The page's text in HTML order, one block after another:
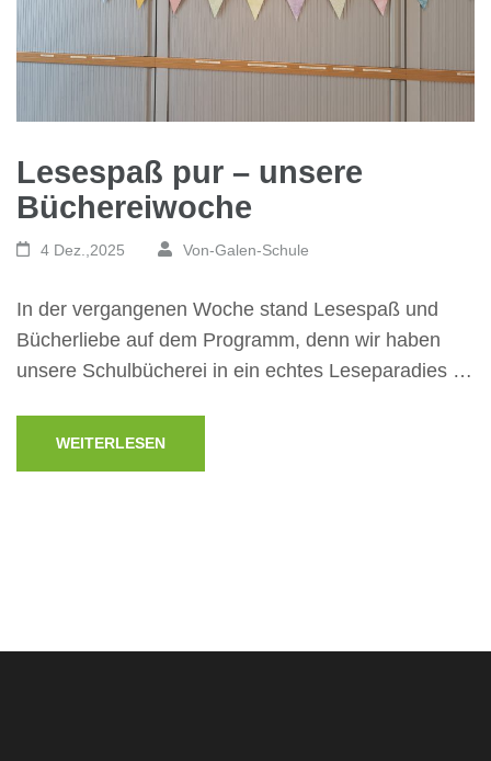
Lesespaß pur – unsere
Büchereiwoche
4 Dez.,2025 Von-Galen-Schule
In der vergangenen Woche stand Lesespaß und
Bücherliebe auf dem Programm, denn wir haben
unsere Schulbücherei in ein echtes Leseparadies …
WEITERLESEN